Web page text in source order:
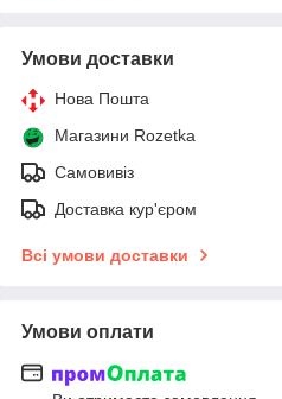
Умови доставки
Нова Пошта
Магазини Rozetka
Самовивіз
Доставка кур'єром
Всі умови доставки
Умови оплати